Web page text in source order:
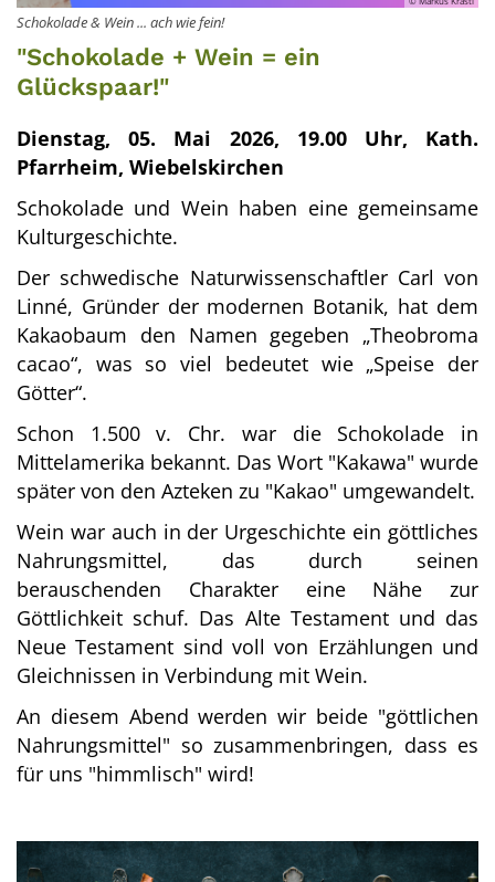
Schokolade & Wein ... ach wie fein!
"Schokolade + Wein = ein
Glückspaar!"
Dienstag, 05. Mai 2026, 19.00 Uhr, Kath.
Pfarrheim, Wiebelskirchen
Schokolade und Wein haben eine gemeinsame
Kulturgeschichte.
Der schwedische Naturwissenschaftler Carl von
Linné, Gründer der modernen Botanik, hat dem
Kakaobaum den Namen gegeben „Theobroma
cacao“, was so viel bedeutet wie „Speise der
Götter“.
Schon 1.500 v. Chr. war die Schokolade in
Mittelamerika bekannt. Das Wort "Kakawa" wurde
später von den Azteken zu "Kakao" umgewandelt.
Wein war auch in der Urgeschichte ein göttliches
Nahrungsmittel, das durch seinen
berauschenden Charakter eine Nähe zur
Göttlichkeit schuf. Das Alte Testament und das
Neue Testament sind voll von Erzählungen und
Gleichnissen in Verbindung mit Wein.
An diesem Abend werden wir beide "göttlichen
Nahrungsmittel" so zusammenbringen, dass es
für uns "himmlisch" wird!